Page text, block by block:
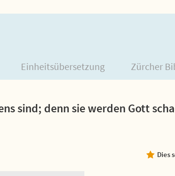
Einheitsübersetzung Zürcher
sind; denn sie werden Gott
Dies